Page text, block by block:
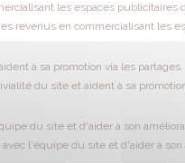
les espaces publicitaires
revenus en commercialisant les
à sa promotion via les partages.
du site et aident à sa
du site et d'aider à son
l'équipe du site et d'aider à son